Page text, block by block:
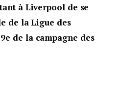
à Liverpool de se
de la Ligue des
de la campagne des